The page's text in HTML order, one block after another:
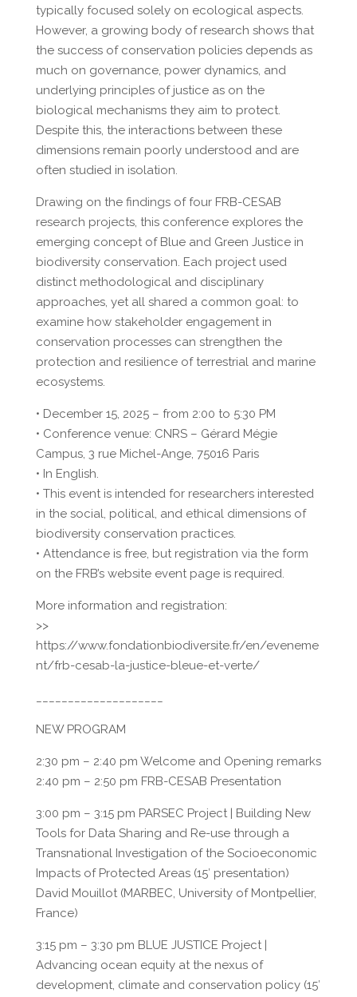
typically focused solely on ecological aspects.
However, a growing body of research shows that
the success of conservation policies depends as
much on governance, power dynamics, and
underlying principles of justice as on the
biological mechanisms they aim to protect.
Despite this, the interactions between these
dimensions remain poorly understood and are
often studied in isolation.
Drawing on the findings of four FRB-CESAB
research projects, this conference explores the
emerging concept of Blue and Green Justice in
biodiversity conservation. Each project used
distinct methodological and disciplinary
approaches, yet all shared a common goal: to
examine how stakeholder engagement in
conservation processes can strengthen the
protection and resilience of terrestrial and marine
ecosystems.
• December 15, 2025 – from 2:00 to 5:30 PM
• Conference venue: CNRS – Gérard Mégie
Campus, 3 rue Michel-Ange, 75016 Paris
• In English.
• This event is intended for researchers interested
in the social, political, and ethical dimensions of
biodiversity conservation practices.
• Attendance is free, but registration via the form
on the FRB’s website event page is required.
More information and registration:
>>
https://www.fondationbiodiversite.fr/en/eveneme
nt/frb-cesab-la-justice-bleue-et-verte/
NEW PROGRAM
2:30 pm – 2:40 pm Welcome and Opening remarks
2:40 pm – 2:50 pm FRB-CESAB Presentation
3:00 pm – 3:15 pm PARSEC Project | Building New
Tools for Data Sharing and Re-use through a
Transnational Investigation of the Socioeconomic
Impacts of Protected Areas (15′ presentation)
David Mouillot (MARBEC, University of Montpellier,
France)
3:15 pm – 3:30 pm BLUE JUSTICE Project |
Advancing ocean equity at the nexus of
development, climate and conservation policy (15′